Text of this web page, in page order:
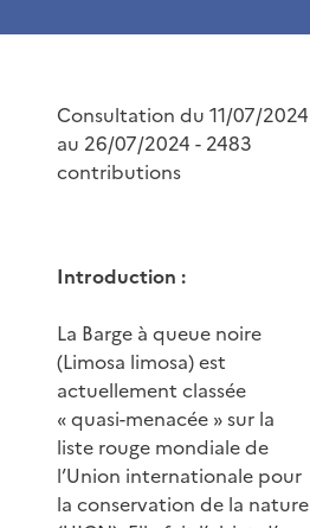
Consultation du 11/07/2024
au 26/07/2024 - 2483
contributions
Introduction :
La Barge à queue noire
(Limosa limosa) est
actuellement classée
« quasi-menacée » sur la
liste rouge mondiale de
l’Union internationale pour
la conservation de la nature